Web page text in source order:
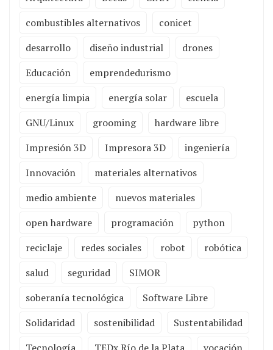
combustibles alternativos
conicet
desarrollo
diseño industrial
drones
Educación
emprendedurismo
energía limpia
energía solar
escuela
GNU/Linux
grooming
hardware libre
Impresión 3D
Impresora 3D
ingeniería
Innovación
materiales alternativos
medio ambiente
nuevos materiales
open hardware
programación
python
reciclaje
redes sociales robot
robótica
salud
seguridad
SIMOR
soberanía tecnológica
Software Libre
Solidaridad
sostenibilidad
Sustentabilidad